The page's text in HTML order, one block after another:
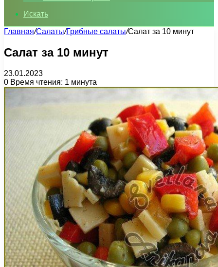
Искать
Главная/Салаты/Грибные салаты/Салат за 10 минут
Салат за 10 минут
23.01.2023
0 Время чтения: 1 минута